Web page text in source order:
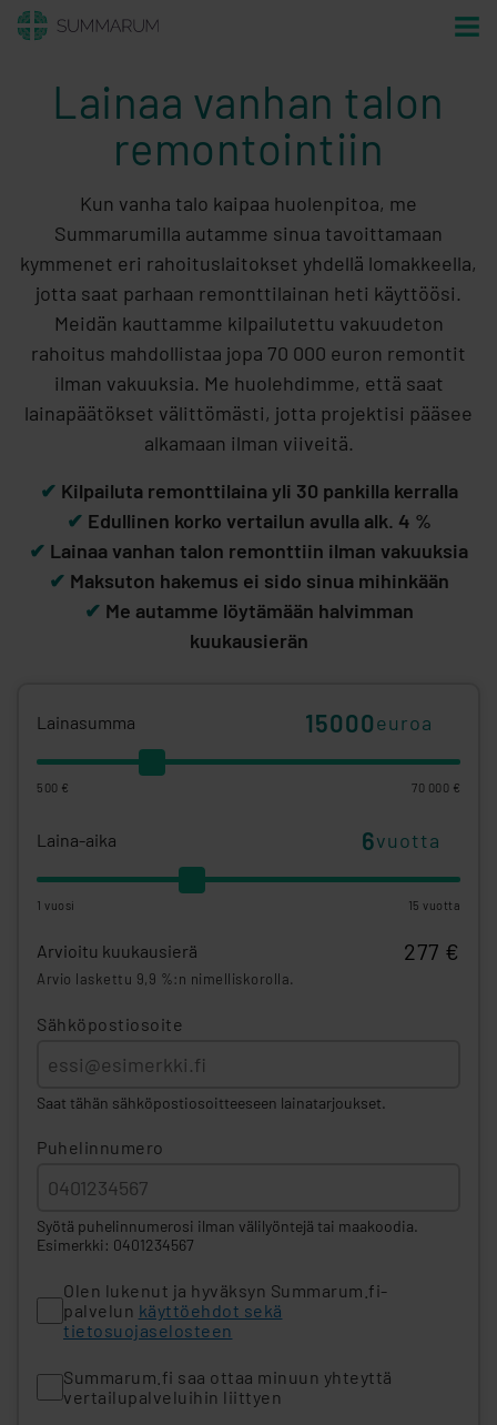
Lainasumma euroa
500 € 70 000 €
Laina-aika vuotta
1 vuosi 15 vuotta
Arvioitu kuukausierä 277 €
Arvio laskettu 9,9 %:n nimelliskorolla.
Sähköpostiosoite
Saat tähän sähköpostiosoitteeseen lainatarjoukset.
Puhelinnumero
Syötä puhelinnumerosi ilman välilyöntejä tai maakoodia.
Esimerkki: 0401234567
Olen lukenut ja hyväksyn Summarum.fi-
palvelun käyttöehdot sekä
tietosuojaselosteen
Summarum.fi saa ottaa minuun yhteyttä
vertailupalveluihin liittyen
Lainaa vanhan talon
remontointiin
Kun vanha talo kaipaa huolenpitoa, me
Summarumilla autamme sinua tavoittamaan
kymmenet eri rahoituslaitokset yhdellä lomakkeella,
jotta saat parhaan remonttilainan heti käyttöösi.
Meidän kauttamme kilpailutettu vakuudeton
rahoitus mahdollistaa jopa 70 000 euron remontit
ilman vakuuksia. Me huolehdimme, että saat
lainapäätökset välittömästi, jotta projektisi pääsee
alkamaan ilman viiveitä.
✔ Kilpailuta remonttilaina yli 30 pankilla kerralla
✔ Edullinen korko vertailun avulla alk. 4 %
✔ Lainaa vanhan talon remonttiin ilman vakuuksia
✔ Maksuton hakemus ei sido sinua mihinkään
✔ Me autamme löytämään halvimman
kuukausierän